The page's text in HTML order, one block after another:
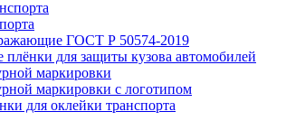
ГОСТ Р 50574-2019
для защиты кузова автомобилей
маркировки
маркировки с логотипом
для оклейки транспорта